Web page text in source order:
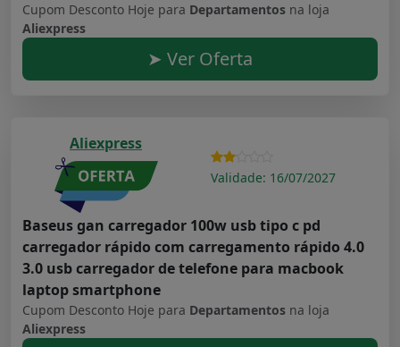
Cupom Desconto Hoje para Departamentos na loja
Aliexpress
➤ Ver Oferta
Aliexpress
Validade: 16/07/2027
Baseus gan carregador 100w usb tipo c pd
carregador rápido com carregamento rápido 4.0
3.0 usb carregador de telefone para macbook
laptop smartphone
Cupom Desconto Hoje para Departamentos na loja
Aliexpress